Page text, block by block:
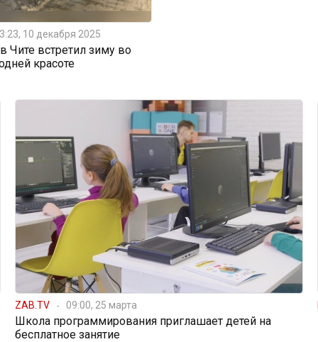
10 декабря 2025
встретил зиму во
красоте
ZAB.TV 09:00, 25 марта
Школа программирования приглашает детей на
бесплатное занятие